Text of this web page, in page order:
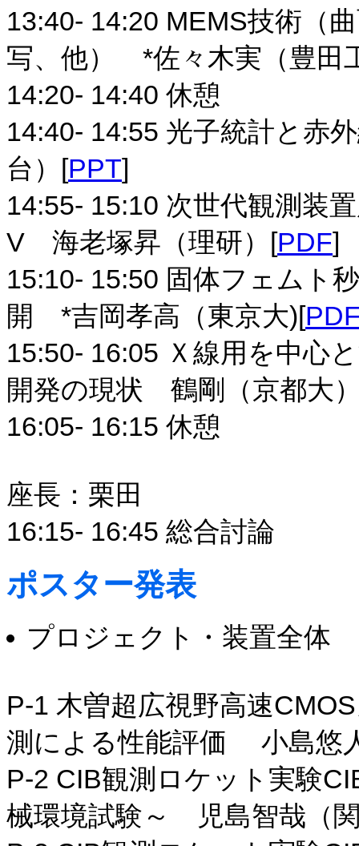
13:40- 14:20 MEMS技術（
写、他） *佐々木実（豊田
14:20- 14:40 休憩
14:40- 14:55 光子統計と赤
台）[PPT]
14:55- 15:10 次世代観測装
V 海老塚昇（理研）[PDF]
15:10- 15:50 固体フェムト
開 *吉岡孝高（東京大)[
15:50- 16:05 Ｘ線用を中心
開発の現状 鶴剛（京都大
16:05- 16:15 休憩
座長：栗田
16:15- 16:45 総合討論
ポスター発表
プロジェクト・装置全体
P-1 木曽超広視野高速
測による性能評価 小島悠
P-2 CIB観測ロケット実験
械環境試験～ 児島智哉（